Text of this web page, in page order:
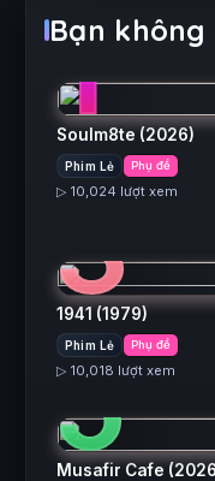
Bạn
1
Soulm8te (2026)
Phim Lẻ Phụ đề
▷ 10,024 lượt xem
3
1941 (1979)
Phim Lẻ Phụ đề
▷ 10,018 lượt xem
5
Musafir Cafe